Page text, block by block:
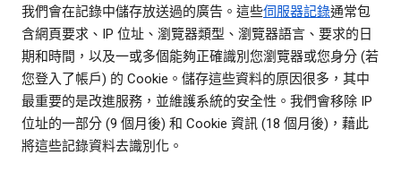
我們會在記錄中儲存放送過的廣告。這些伺服器記錄通常包
含網頁要求、IP 位址、瀏覽器類型、瀏覽器語言、要求的日
期和時間，以及一或多個能夠正確識別您瀏覽器或您身分 (若
您登入了帳戶) 的 Cookie。儲存這些資料的原因很多，其中
最重要的是改進服務，並維護系統的安全性。我們會移除 IP
位址的一部分 (9 個月後) 和 Cookie 資訊 (18 個月後)，藉此
將這些記錄資料去識別化。